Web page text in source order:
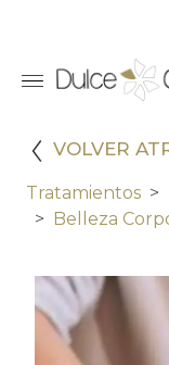
VOLVER
Tratamientos
Belleza